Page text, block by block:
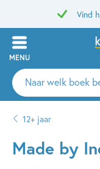
Vind
MENU
Zoeken
naar
auteurs
uitgevers
12+ jaar
Made by